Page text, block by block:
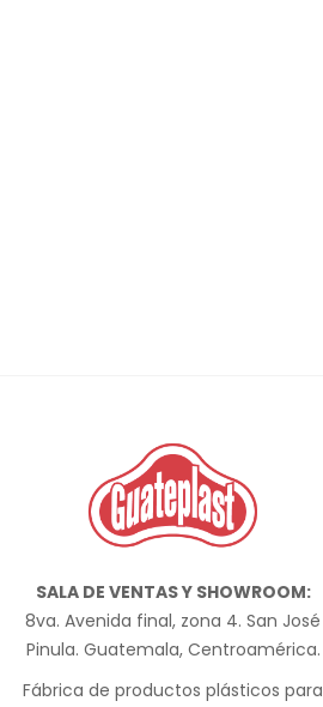
SALA DE VENTAS Y SHOWROOM:
8va. Avenida final, zona 4. San José
Pinula. Guatemala, Centroamérica.
Fábrica de productos plásticos para